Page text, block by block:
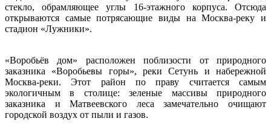
стекло, обрамляющее углы 16-этажного корпуса. Отсюда
открываются самые потрясающие виды на Москва-реку и
стадион «Лужники».
«Воробьёв дом» расположен поблизости от природного
заказника «Воробьевы горы», реки Сетунь и набережной
Москва-реки. Этот район по праву считается самым
экологичным в столице: зеленые массивы природного
заказника и Матвеевского леса замечательно очищают
городской воздух от пыли и газов.